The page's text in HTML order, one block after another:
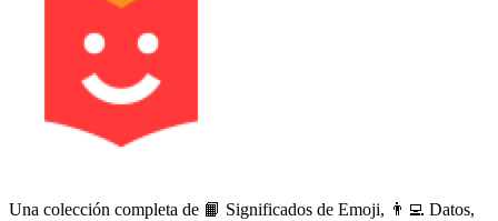
Una colección completa de 📙 Significados de Emoji, 👨‍💻 Datos,